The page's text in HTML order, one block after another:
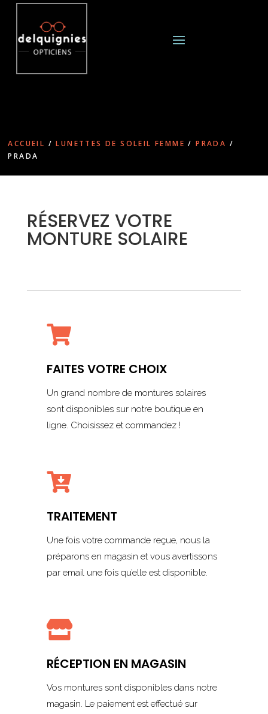
ACCUEIL /LUNETTES DE SOLEIL FEMME /PRADA /
PRADA
RÉSERVEZ VOTRE
MONTURE SOLAIRE

FAITES VOTRE CHOIX
Un grand nombre de montures solaires
sont disponibles sur notre boutique en
ligne. Choisissez et commandez !

TRAITEMENT
Une fois votre commande reçue, nous la
préparons en magasin et vous avertissons
par email une fois qu’elle est disponible.

RÉCEPTION EN MAGASIN
Vos montures sont disponibles dans notre
magasin. Le paiement est effectué sur